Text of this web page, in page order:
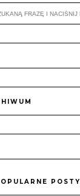
POSTY